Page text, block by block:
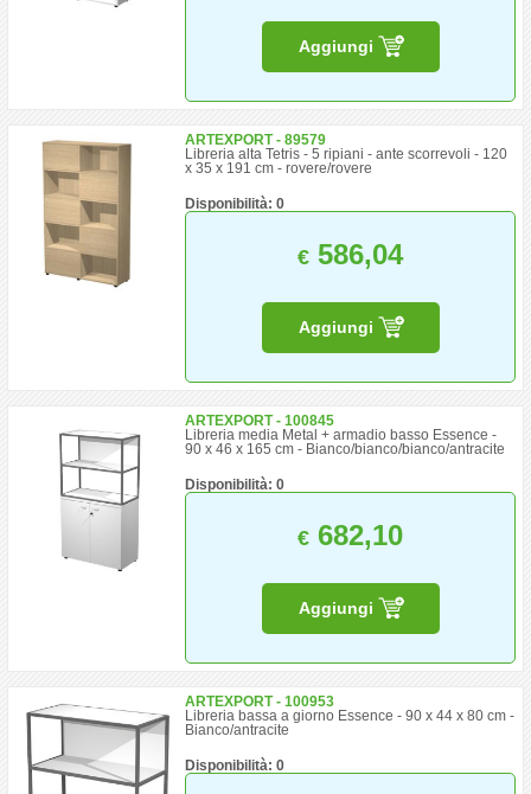
Aggiungi
ARTEXPORT - 89579
Libreria alta Tetris - 5 ripiani - ante scorrevoli - 120
x 35 x 191 cm - rovere/rovere
Disponibilità: 0
€ 586,04
Aggiungi
ARTEXPORT - 100845
Libreria media Metal + armadio basso Essence -
90 x 46 x 165 cm - Bianco/bianco/bianco/antracite
Disponibilità: 0
€ 682,10
Aggiungi
ARTEXPORT - 100953
Libreria bassa a giorno Essence - 90 x 44 x 80 cm -
Bianco/antracite
Disponibilità: 0